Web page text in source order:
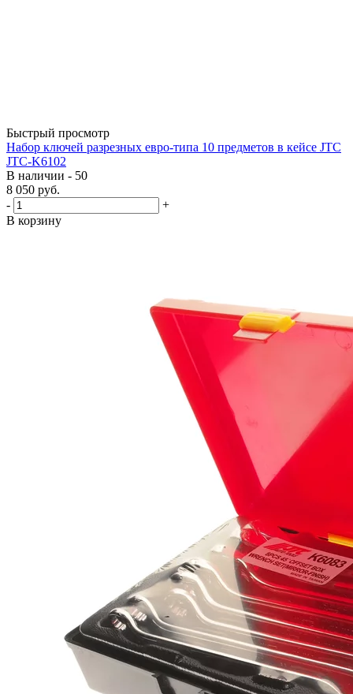
Быстрый просмотр
Набор ключей разрезных евро-типа 10 предметов в кейсе JTC
JTC-K6102
В наличии - 50
8 050 руб.
-
+
В корзину